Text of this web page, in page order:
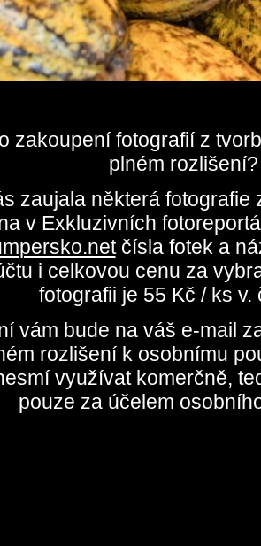
zakoupení fotografií z
plném rozlišení?
zaujala některá fotografie
v Exkluzivních
čísla fotek a
i celkovou cenu za
fotografii je 55 Kč / ks v.
vám bude na váš e-mail
rozlišení k osobnímu
využívat komerčně,
pouze za účelem